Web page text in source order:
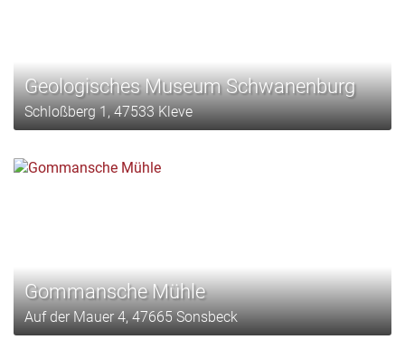
Geologisches Museum Schwanenburg
Schloßberg 1, 47533 Kleve
Gommansche Mühle
Auf der Mauer 4, 47665 Sonsbeck